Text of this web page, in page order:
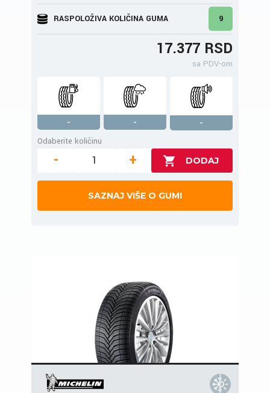
RASPOLOŽIVA KOLIČINA GUMA 9
17.377 RSD
sa PDV-om
- -
-
Odaberite količinu
- +
SAZNAJ VIŠE O GUMI